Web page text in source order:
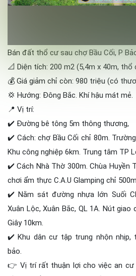
Bán đất thổ cư sau chợ Bầu Cối, P
📐 Diện tích: 200 m2 (5,4m x 40m, thổ
💰 Giá giảm chỉ còn: 980 triệu (có
💢 Hướng: Đông Bắc. Khí hậu mát mẻ.
📍 Vị trí:
✔️ Đường bê tông 5m thông thương,
✔️ Cách: chợ Bầu Cối chỉ 80m.
Khu công nghiệp 6km. Trung tâm TP
✔️ Cách Nhà Thờ 300m. Chùa Huyền
chơi ẩm thực C.A.U Glamping chỉ 500m
✔️ Nằm sát đường nhựa lớn Suối
Xuân Lộc, Xuân Bắc, QL 1A. Nút
Giây 10km.
✔️ Khu dân cư tập trung nhộn nhịp,
bảo.
👉 Vị trí rất thuận lợi cho việc an cư